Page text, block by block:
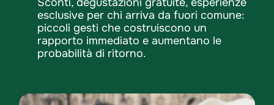
esclusive per chi arriva da fuori comune:
piccoli gesti che costruiscono un
rapporto immediato e aumentano le
probabilità di ritorno.